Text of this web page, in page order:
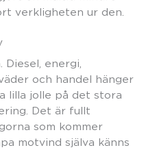
verkligheten ur den.
energi,
och handel hänger
lilla jolle på det stora
Det är fullt
som kommer
motvind själva känns